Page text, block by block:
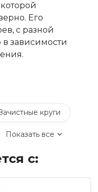
Его
с разной
зависимости
круги
шлифовальные
Показать все
с: